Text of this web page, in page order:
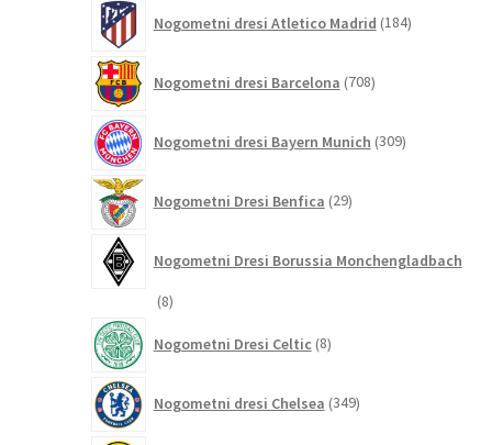
Nogometni dresi Atletico Madrid 184izdelkov
Nogometni dresi Barcelona 708izdelkov
Nogometni dresi Bayern Munich 309izdelkov
Nogometni Dresi Benfica 29izdelkov
Nogometni Dresi Borussia Monchengladbach
88
Nogometni Dresi Celtic 8izdelkov
Nogometni dresi Chelsea 349izdelkov